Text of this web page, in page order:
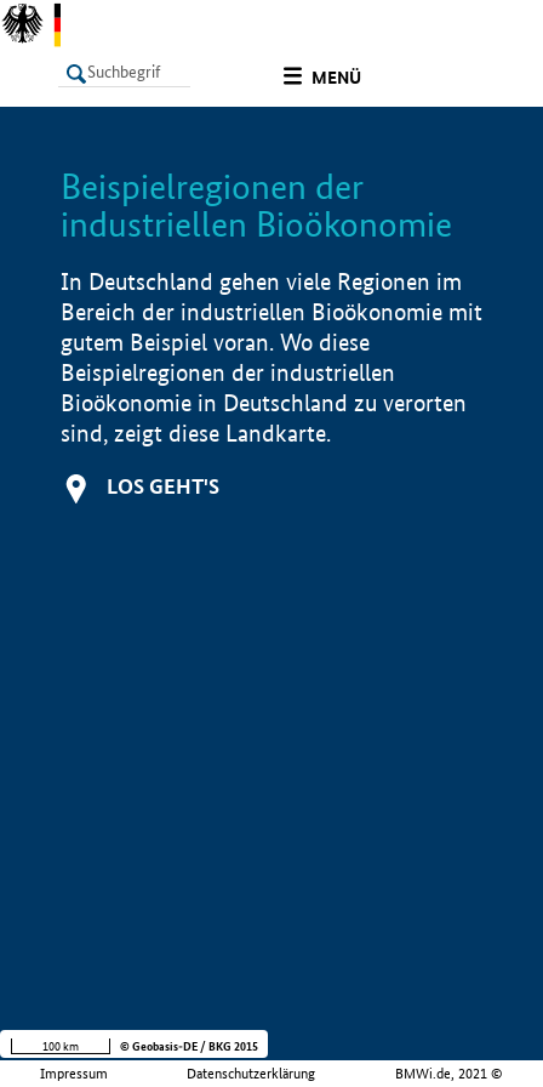
MENÜ
LISTE
Beispielregionen der
industriellen Bioökonomie
In Deutschland gehen viele Regionen im
Bereich der industriellen Bioökonomie mit
gutem Beispiel voran. Wo diese
Beispielregionen der industriellen
Bioökonomie in Deutschland zu verorten
sind, zeigt diese Landkarte.
LOS GEHT'S
Impressum Datenschutzerklärung BMWi.de, 2021 ©
100 km © Geobasis-DE / BKG 2015